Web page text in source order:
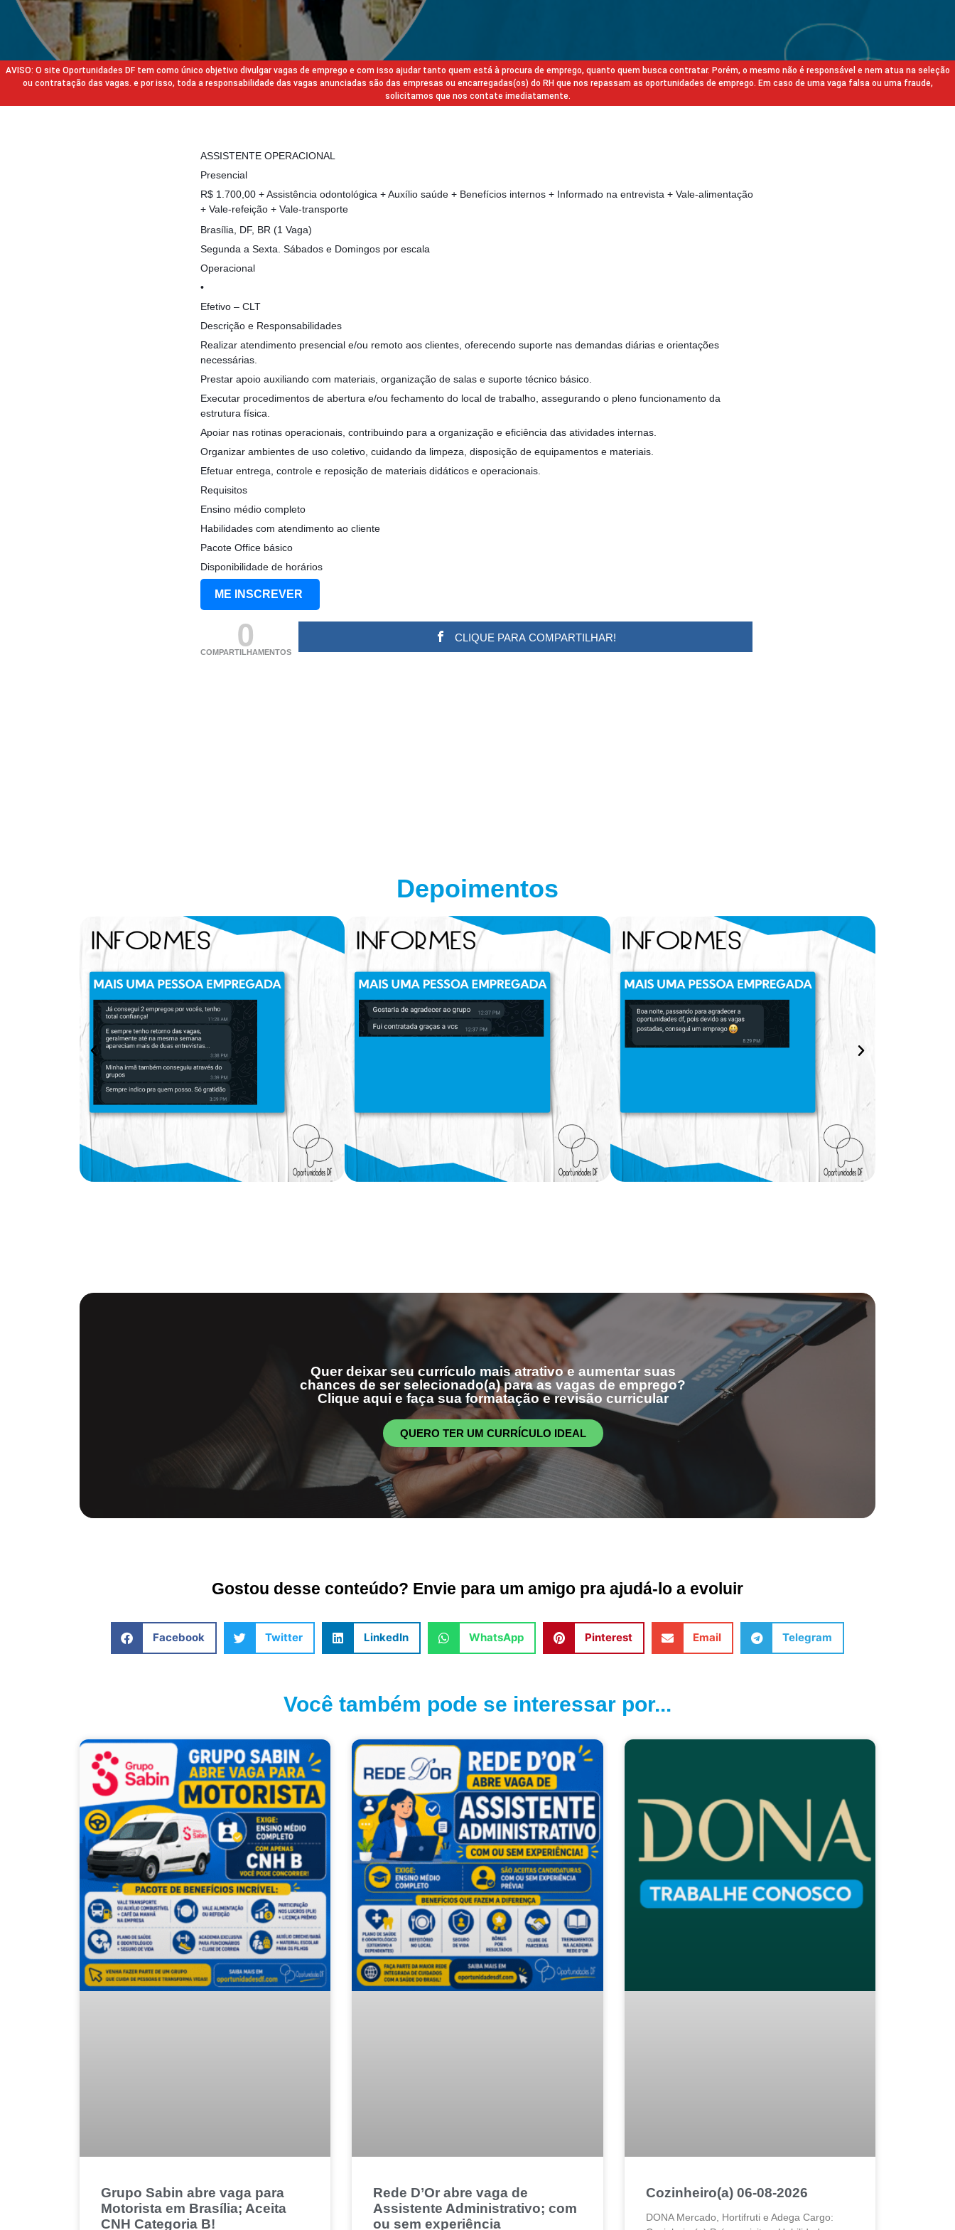
AVISO: O site Oportunidades DF tem como único objetivo divulgar vagas de emprego e com isso ajudar tanto quem está à procura de emprego, quanto quem busca contratar. Porém, o mesmo não é responsável e nem atua na seleção
ou contratação das vagas. e por isso, toda a responsabilidade das vagas anunciadas são das empresas ou encarregadas(os) do RH que nos repassam as oportunidades de emprego. Em caso de uma vaga falsa ou uma fraude,
solicitamos que nos contate imediatamente.
ASSISTENTE OPERACIONAL
Presencial
R$ 1.700,00 + Assistência odontológica + Auxílio saúde + Benefícios internos + Informado na entrevista + Vale-alimentação
+ Vale-refeição + Vale-transporte
Brasília, DF, BR (1 Vaga)
Segunda a Sexta. Sábados e Domingos por escala
Operacional
•
Efetivo – CLT
Descrição e Responsabilidades
Realizar atendimento presencial e/ou remoto aos clientes, oferecendo suporte nas demandas diárias e orientações
necessárias.
Prestar apoio auxiliando com materiais, organização de salas e suporte técnico básico.
Executar procedimentos de abertura e/ou fechamento do local de trabalho, assegurando o pleno funcionamento da
estrutura física.
Apoiar nas rotinas operacionais, contribuindo para a organização e eficiência das atividades internas.
Organizar ambientes de uso coletivo, cuidando da limpeza, disposição de equipamentos e materiais.
Efetuar entrega, controle e reposição de materiais didáticos e operacionais.
Requisitos
Ensino médio completo
Habilidades com atendimento ao cliente
Pacote Office básico
Disponibilidade de horários
ME INSCREVER
0
COMPARTILHAMENTOS
CLIQUE PARA COMPARTILHAR!
Depoimentos
Quer deixar seu currículo mais atrativo e aumentar suas
chances de ser selecionado(a) para as vagas de emprego?
Clique aqui e faça sua formatação e revisão curricular
QUERO TER UM CURRÍCULO IDEAL
Gostou desse conteúdo? Envie para um amigo pra ajudá-lo a evoluir
Facebook Twitter LinkedIn WhatsApp Pinterest Email Telegram
Você também pode se interessar por...
Grupo Sabin abre vaga para
Motorista em Brasília; Aceita
CNH Categoria B!
Rede D’Or abre vaga de
Assistente Administrativo; com
ou sem experiência
Cozinheiro(a) 06-08-2026
DONA Mercado, Hortifruti e Adega Cargo: